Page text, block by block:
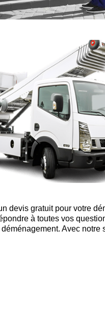
devis gratuit pour votre
à toutes vos
Avec notre